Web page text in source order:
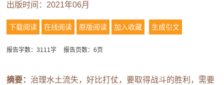
出版时间：2021年06月
下载阅读 在线阅读 原版阅读 加入收藏 生成引文
报告字数：3111字 报告页数：6页
摘要： 治理水土流失，好比打仗，要取得战斗的胜利，需要